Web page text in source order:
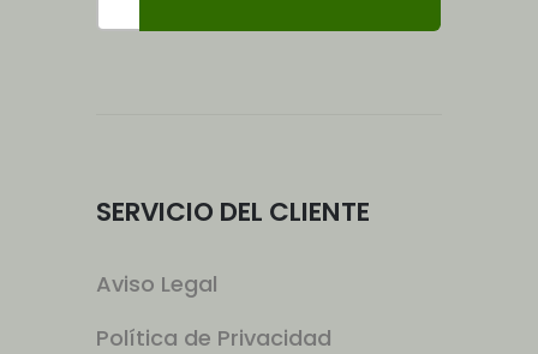
SERVICIO DEL CLIENTE
Aviso Legal
Política de Privacidad